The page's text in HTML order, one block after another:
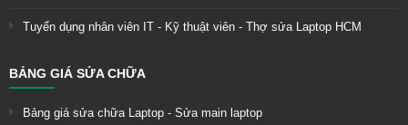
Tuyển dụng nhân viên IT - Kỹ thuật viên - Thợ sửa Laptop HCM
BẢNG GIÁ SỬA CHỮA
Bảng giá sửa chữa Laptop - Sửa main laptop